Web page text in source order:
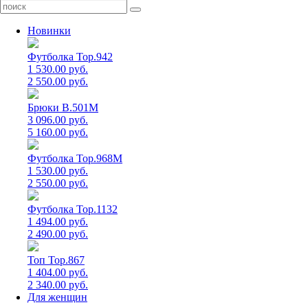
Новинки
Футболка Top.942
1 530.00 руб.
2 550.00 руб.
Брюки B.501M
3 096.00 руб.
5 160.00 руб.
Футболка Top.968M
1 530.00 руб.
2 550.00 руб.
Футболка Top.1132
1 494.00 руб.
2 490.00 руб.
Топ Top.867
1 404.00 руб.
2 340.00 руб.
Для женщин